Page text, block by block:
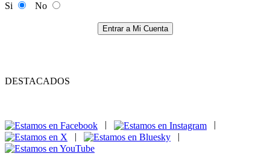
Si
No
Entrar a Mi Cuenta
DESTACADOS
|
|